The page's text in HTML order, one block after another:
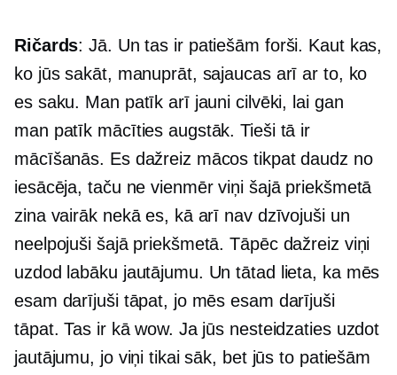
Ričards: Jā. Un tas ir patiešām forši. Kaut kas,
ko jūs sakāt, manuprāt, sajaucas arī ar to, ko
es saku. Man patīk arī jauni cilvēki, lai gan
man patīk mācīties augstāk. Tieši tā ir
mācīšanās. Es dažreiz mācos tikpat daudz no
iesācēja, taču ne vienmēr viņi šajā priekšmetā
zina vairāk nekā es, kā arī nav dzīvojuši un
neelpojuši šajā priekšmetā. Tāpēc dažreiz viņi
uzdod labāku jautājumu. Un tātad lieta, ka mēs
esam darījuši tāpat, jo mēs esam darījuši
tāpat. Tas ir kā wow. Ja jūs nesteidzaties uzdot
jautājumu, jo viņi tikai sāk, bet jūs to patiešām